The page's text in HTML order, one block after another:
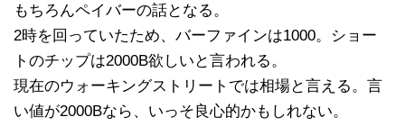
もちろんペイバーの話となる。
2時を回っていたため、バーファインは1000。ショー
トのチップは2000B欲しいと言われる。
現在のウォーキングストリートでは相場と言える。言
い値が2000Bなら、いっそ良心的かもしれない。